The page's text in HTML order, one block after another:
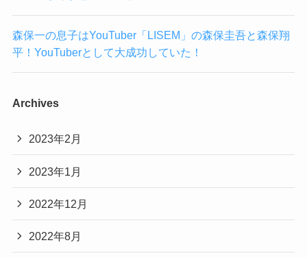
森保一の息子はYouTuber「LISEM」の森保圭吾と森保翔
平！YouTuberとして大成功していた！
Archives
2023年2月
2023年1月
2022年12月
2022年8月